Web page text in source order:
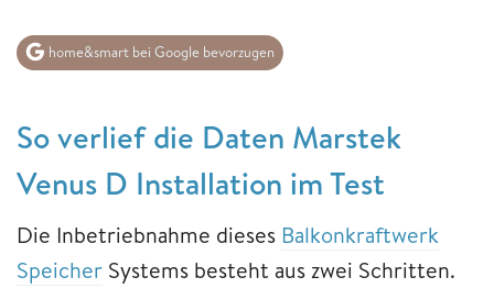
home&smart bei Google bevorzugen
So verlief die Daten Marstek
Venus D Installation im Test
Die Inbetriebnahme dieses Balkonkraftwerk
Speicher Systems besteht aus zwei Schritten.